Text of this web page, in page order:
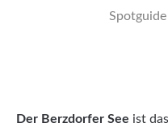
Der Berzdorfer See ist